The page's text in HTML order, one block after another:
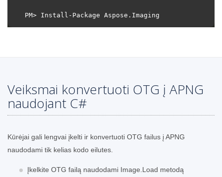
Veiksmai konvertuoti OTG į APNG
naudojant C#
Kūrėjai gali lengvai įkelti ir konvertuoti OTG failus į APNG
naudodami tik kelias kodo eilutes.
Įkelkite OTG failą naudodami Image.Load metodą